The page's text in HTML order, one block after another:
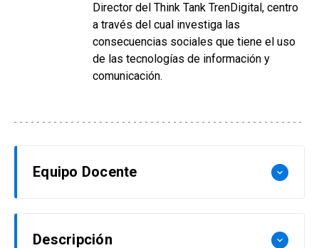
Director del Think Tank TrenDigital, centro
a través del cual investiga las
consecuencias sociales que tiene el uso
de las tecnologías de información y
comunicación.
Equipo Docente keyboard_arrow_down
Descripción keyboard_arrow_down